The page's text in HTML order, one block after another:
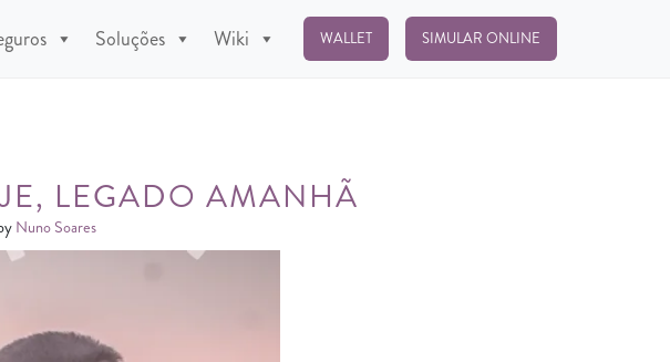
Soluções Wiki WALLET SIMULAR ONLINE
LEGADO AMANHÃ
Nuno Soares